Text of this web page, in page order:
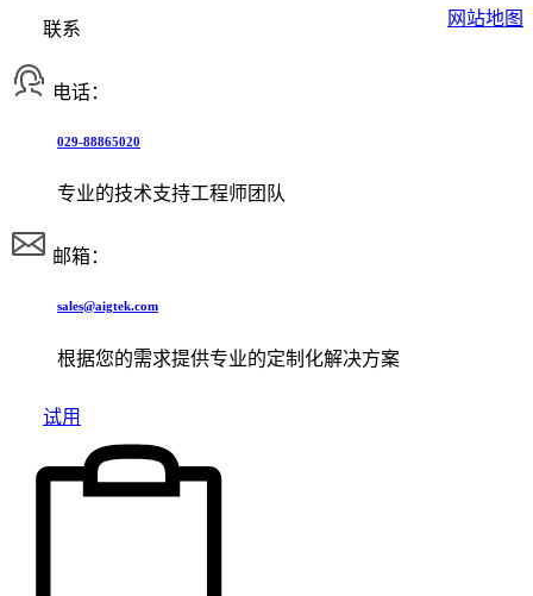
网站地图
联系
电话：
029-88865020
专业的技术支持工程师团队
邮箱：
sales@aigtek.com
根据您的需求提供专业的定制化解决方案
试用